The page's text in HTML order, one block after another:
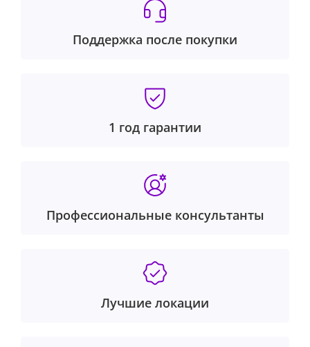
автоматически фиксирует информацию о глубине,
что избавляет от необходимости самостоятельно
выбирать портретный режим. В то же время в
яркие цвета с большим числом деталей и более
широким динамическим диапазоном. Новое
нанопокрытие уменьшает блики объектива. Теперь
ProRAW). Основная камера поддерживает съемку с
эквивалентным фокусным расстоянием в 24, 28 и 35
Поддержка после покупки
1 год гарантии
Профессиональные консультанты
Лучшие локации